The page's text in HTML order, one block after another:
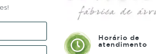
Horário de
atendimento